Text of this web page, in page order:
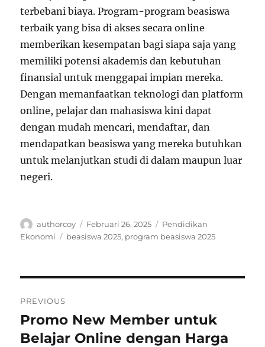
terbebani biaya. Program-program beasiswa
terbaik yang bisa di akses secara online
memberikan kesempatan bagi siapa saja yang
memiliki potensi akademis dan kebutuhan
finansial untuk menggapai impian mereka.
Dengan memanfaatkan teknologi dan platform
online, pelajar dan mahasiswa kini dapat
dengan mudah mencari, mendaftar, dan
mendapatkan beasiswa yang mereka butuhkan
untuk melanjutkan studi di dalam maupun luar
negeri.
Author
authorcoy
Posted
on
Februari 26, 2025 Categories
Pendidikan
Ekonomi
Tags
beasiswa 2025, program beasiswa 2025
pos
PREVIOUS
Previous
post:
Promo New Member untuk
Belajar Online dengan Harga